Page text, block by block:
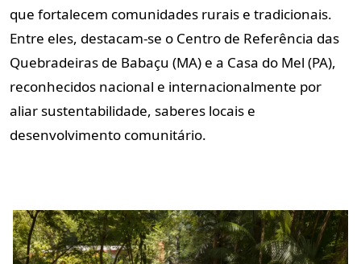
que fortalecem comunidades rurais e tradicionais.
Entre eles, destacam-se o Centro de Referência das
Quebradeiras de Babaçu (MA) e a Casa do Mel (PA),
reconhecidos nacional e internacionalmente por
aliar sustentabilidade, saberes locais e
desenvolvimento comunitário.